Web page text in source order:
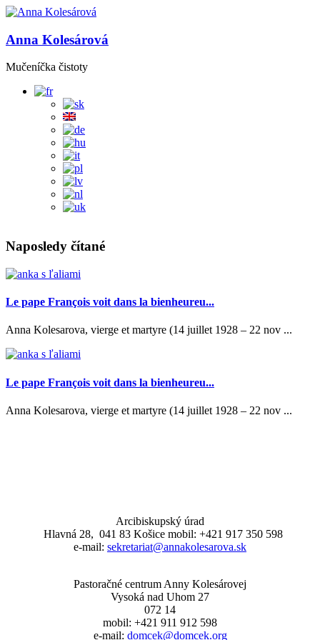
Anna Kolesárová
Mučeníčka čistoty
Naposledy čítané
Le pape François voit dans la bienheureu...
Anna Kolesarova, vierge et martyre (14 juillet 1928 – 22 nov ...
Le pape François voit dans la bienheureu...
Anna Kolesarova, vierge et martyre (14 juillet 1928 – 22 nov ...
Arcibiskupský úrad
Hlavná 28, 041 83 Košice mobil: +421 917 350 598
e-mail: sekretariat@annakolesarova.sk
Pastoračné centrum Anny Kolesárovej
Vysoká nad Uhom 27
072 14
mobil: +421 911 912 598
e-mail: domcek@domcek.org